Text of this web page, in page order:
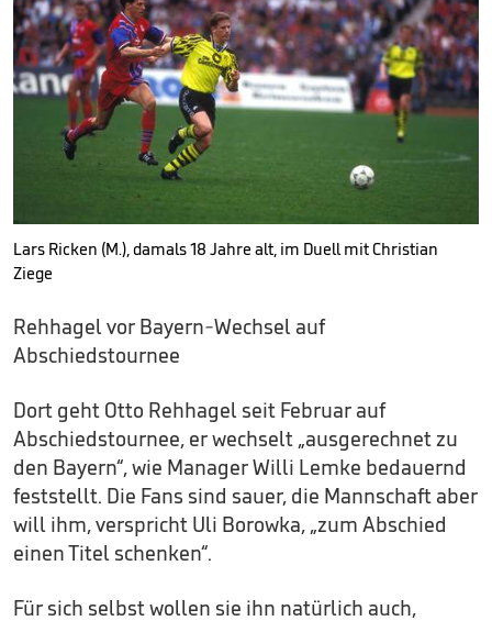
Lars Ricken (M.), damals 18 Jahre alt, im Duell mit Christian
Ziege
Rehhagel vor Bayern-Wechsel auf
Abschiedstournee
Dort geht Otto Rehhagel seit Februar auf
Abschiedstournee, er wechselt „ausgerechnet zu
den Bayern“, wie Manager Willi Lemke bedauernd
feststellt. Die Fans sind sauer, die Mannschaft aber
will ihm, verspricht Uli Borowka, „zum Abschied
einen Titel schenken“.
Für sich selbst wollen sie ihn natürlich auch,